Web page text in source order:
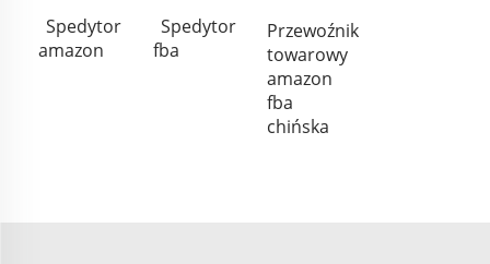
Spedytor
amazon
Spedytor
fba
Przewoźnik
towarowy
amazon
fba
chińska